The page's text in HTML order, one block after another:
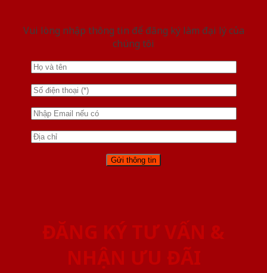
Vui lòng nhập thông tin để đăng ký làm đại lý của
chúng tôi
ĐĂNG KÝ TƯ VẤN &
NHẬN ƯU ĐÃI